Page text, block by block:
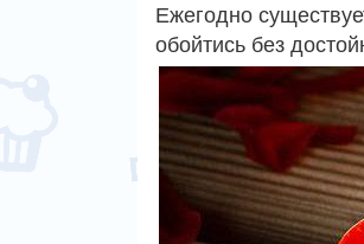
Ежегодно
обойтись без